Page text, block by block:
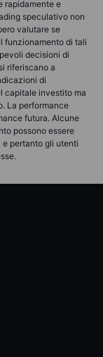
rapidamente e
speculativo non
valutare se
funzionamento di tali
decisioni di
riferiscano a
di
capitale investito ma
La performance
futura. Alcune
possono essere
e pertanto gli utenti